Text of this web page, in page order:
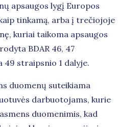
apsaugos lygį Europos
tinkamą, arba į trečiojoje
kuriai taikoma apsaugos
BDAR 46, 47
49 straipsnio 1 dalyje.
duomenų suteikiama
darbuotojams, kurie
duomenimis, kad